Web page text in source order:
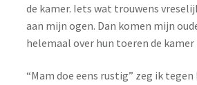
de kamer. Iets wat trouwens
aan mijn ogen. Dan komen mijn
helemaal over hun toeren de
“Mam doe eens rustig” zeg ik